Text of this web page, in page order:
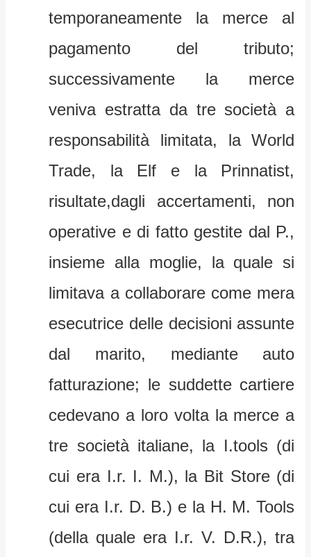
temporaneamente la merce al
pagamento del tributo;
successivamente la merce
veniva estratta da tre società a
responsabilità limitata, la World
Trade, la Elf e la Prinnatist,
risultate,dagli accertamenti, non
operative e di fatto gestite dal P.,
insieme alla moglie, la quale si
limitava a collaborare come mera
esecutrice delle decisioni assunte
dal marito, mediante auto
fatturazione; le suddette cartiere
cedevano a loro volta la merce a
tre società italiane, la I.tools (di
cui era I.r. I. M.), la Bit Store (di
cui era I.r. D. B.) e la H. M. Tools
(della quale era I.r. V. D.R.), tra